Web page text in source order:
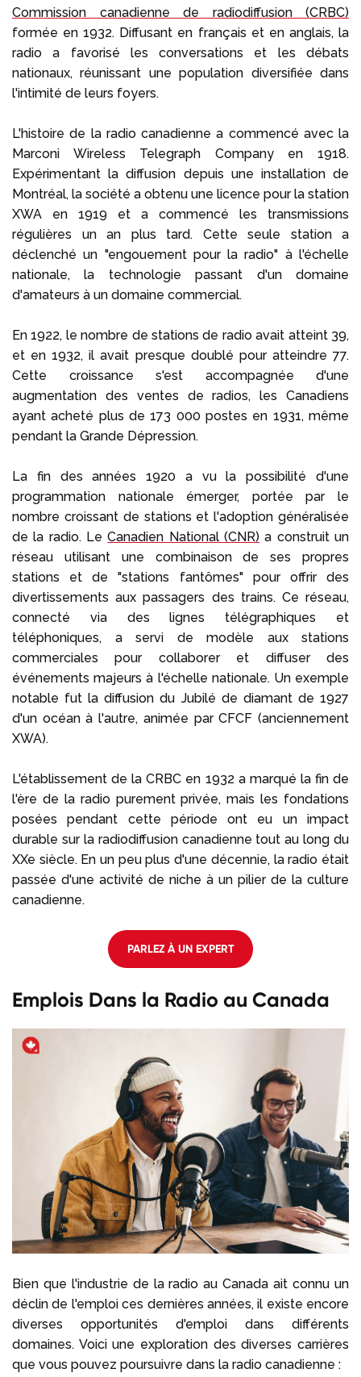
Commission canadienne de radiodiffusion (CRBC)
formée en 1932. Diffusant en français et en anglais, la
radio a favorisé les conversations et les débats
nationaux, réunissant une population diversifiée dans
l'intimité de leurs foyers.
L'histoire de la radio canadienne a commencé avec la
Marconi Wireless Telegraph Company en 1918.
Expérimentant la diffusion depuis une installation de
Montréal, la société a obtenu une licence pour la station
XWA en 1919 et a commencé les transmissions
régulières un an plus tard. Cette seule station a
déclenché un "engouement pour la radio" à l'échelle
nationale, la technologie passant d'un domaine
d'amateurs à un domaine commercial.
En 1922, le nombre de stations de radio avait atteint 39,
et en 1932, il avait presque doublé pour atteindre 77.
Cette croissance s'est accompagnée d'une
augmentation des ventes de radios, les Canadiens
ayant acheté plus de 173 000 postes en 1931, même
pendant la Grande Dépression.
La fin des années 1920 a vu la possibilité d'une
programmation nationale émerger, portée par le
nombre croissant de stations et l'adoption généralisée
de la radio. LeCanadien National (CNR) a construit un
réseau utilisant une combinaison de ses propres
stations et de "stations fantômes" pour offrir des
divertissements aux passagers des trains. Ce réseau,
connecté via des lignes télégraphiques et
téléphoniques, a servi de modèle aux stations
commerciales pour collaborer et diffuser des
événements majeurs à l'échelle nationale. Un exemple
notable fut la diffusion du Jubilé de diamant de 1927
d'un océan à l'autre, animée par CFCF (anciennement
XWA).
L'établissement de la CRBC en 1932 a marqué la fin de
l'ère de la radio purement privée, mais les fondations
posées pendant cette période ont eu un impact
durable sur la radiodiffusion canadienne tout au long du
XXe siècle. En un peu plus d'une décennie, la radio était
passée d'une activité de niche à un pilier de la culture
canadienne.
PARLEZ À UN EXPERT
Emplois Dans la Radio au Canada
Bien que l'industrie de la radio au Canada ait connu un
déclin de l'emploi ces dernières années, il existe encore
diverses opportunités d'emploi dans différents
domaines. Voici une exploration des diverses carrières
que vous pouvez poursuivre dans la radio canadienne :